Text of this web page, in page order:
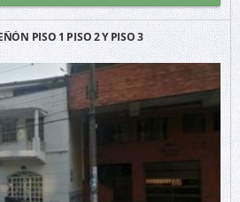
PISO 1 PISO 2 Y PISO 3